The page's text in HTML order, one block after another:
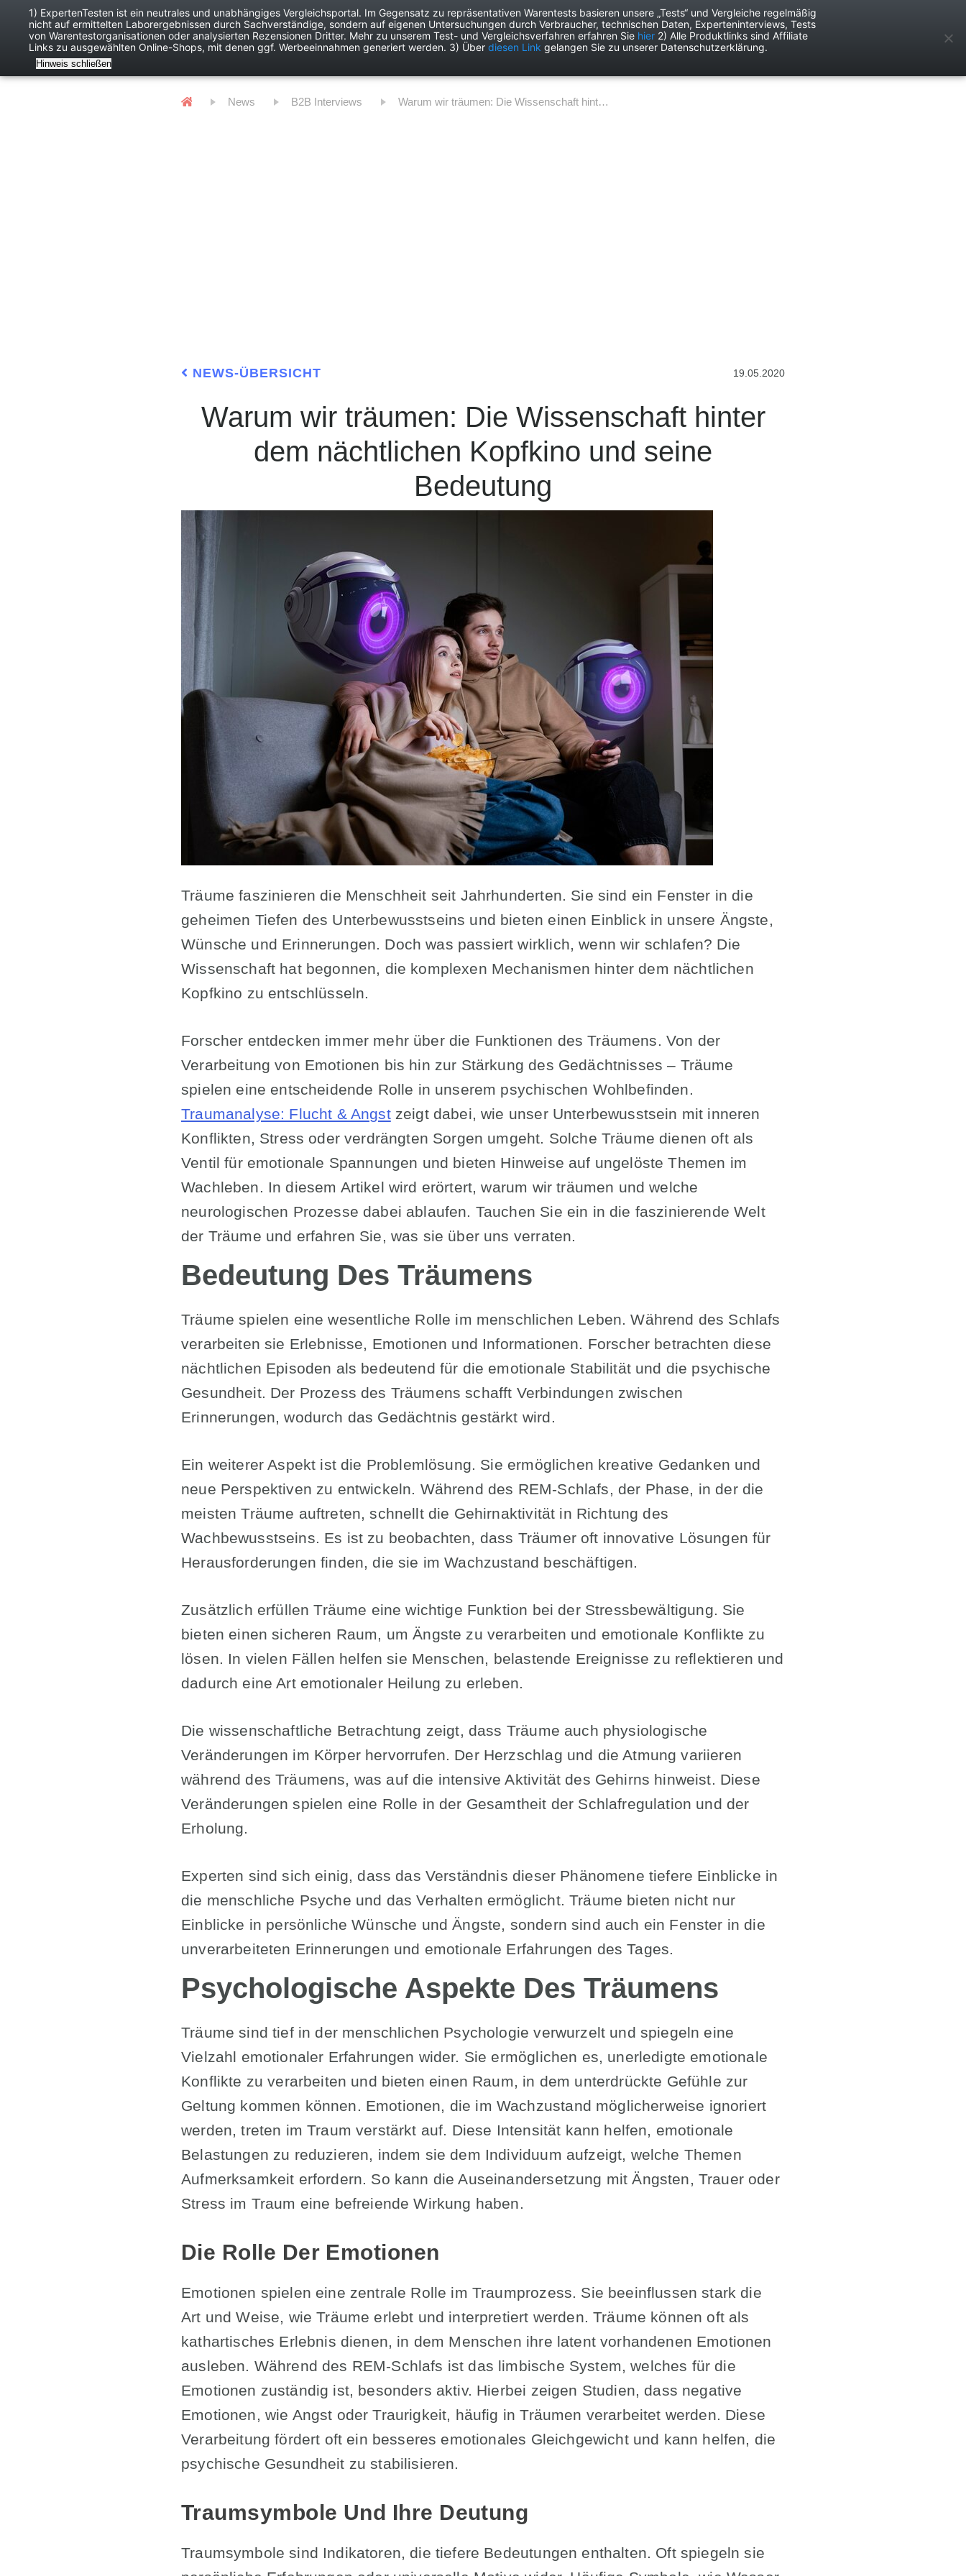
Baby Digitales Drogerie Elektronik Freizeit Garten Haushalt Heimwerken Services
1) ExpertenTesten ist ein neutrales und unabhängiges Vergleichsportal. Im Gegensatz zu repräsentativen Warentests basieren unsere „Tests“ und Vergleiche regelmäßig
nicht auf ermittelten Laborergebnissen durch Sachverständige, sondern auf eigenen Untersuchungen durch Verbraucher, technischen Daten, Experteninterviews, Tests
von Warentestorganisationen oder analysierten Rezensionen Dritter. Mehr zu unserem Test- und Vergleichsverfahren erfahren Sie hier 2) Alle Produktlinks sind Affiliate
Links zu ausgewählten Online-Shops, mit denen ggf. Werbeeinnahmen generiert werden. 3) Überdiesen Link gelangen Sie zu unserer Datenschutzerklärung.
Hinweis schließen
News B2B Interviews Warum wir träumen: Die Wissenschaft hinter dem nächtlichen Kopfkino und seine Bedeutung
NEWS-ÜBERSICHT 19.05.2020
Warum wir träumen: Die Wissenschaft hinter
dem nächtlichen Kopfkino und seine
Bedeutung
Träume faszinieren die Menschheit seit Jahrhunderten. Sie sind ein Fenster in die
geheimen Tiefen des Unterbewusstseins und bieten einen Einblick in unsere Ängste,
Wünsche und Erinnerungen. Doch was passiert wirklich, wenn wir schlafen? Die
Wissenschaft hat begonnen, die komplexen Mechanismen hinter dem nächtlichen
Kopfkino zu entschlüsseln.
Forscher entdecken immer mehr über die Funktionen des Träumens. Von der
Verarbeitung von Emotionen bis hin zur Stärkung des Gedächtnisses – Träume
spielen eine entscheidende Rolle in unserem psychischen Wohlbefinden.
Traumanalyse: Flucht & Angstzeigt dabei, wie unser Unterbewusstsein mit inneren
Konflikten, Stress oder verdrängten Sorgen umgeht. Solche Träume dienen oft als
Ventil für emotionale Spannungen und bieten Hinweise auf ungelöste Themen im
Wachleben. In diesem Artikel wird erörtert, warum wir träumen und welche
neurologischen Prozesse dabei ablaufen. Tauchen Sie ein in die faszinierende Welt
der Träume und erfahren Sie, was sie über uns verraten.
Bedeutung Des Träumens
Träume spielen eine wesentliche Rolle im menschlichen Leben. Während des Schlafs
verarbeiten sie Erlebnisse, Emotionen und Informationen. Forscher betrachten diese
nächtlichen Episoden als bedeutend für die emotionale Stabilität und die psychische
Gesundheit. Der Prozess des Träumens schafft Verbindungen zwischen
Erinnerungen, wodurch das Gedächtnis gestärkt wird.
Ein weiterer Aspekt ist die Problemlösung. Sie ermöglichen kreative Gedanken und
neue Perspektiven zu entwickeln. Während des REM-Schlafs, der Phase, in der die
meisten Träume auftreten, schnellt die Gehirnaktivität in Richtung des
Wachbewusstseins. Es ist zu beobachten, dass Träumer oft innovative Lösungen für
Herausforderungen finden, die sie im Wachzustand beschäftigen.
Zusätzlich erfüllen Träume eine wichtige Funktion bei der Stressbewältigung. Sie
bieten einen sicheren Raum, um Ängste zu verarbeiten und emotionale Konflikte zu
lösen. In vielen Fällen helfen sie Menschen, belastende Ereignisse zu reflektieren und
dadurch eine Art emotionaler Heilung zu erleben.
Die wissenschaftliche Betrachtung zeigt, dass Träume auch physiologische
Veränderungen im Körper hervorrufen. Der Herzschlag und die Atmung variieren
während des Träumens, was auf die intensive Aktivität des Gehirns hinweist. Diese
Veränderungen spielen eine Rolle in der Gesamtheit der Schlafregulation und der
Erholung.
Experten sind sich einig, dass das Verständnis dieser Phänomene tiefere Einblicke in
die menschliche Psyche und das Verhalten ermöglicht. Träume bieten nicht nur
Einblicke in persönliche Wünsche und Ängste, sondern sind auch ein Fenster in die
unverarbeiteten Erinnerungen und emotionale Erfahrungen des Tages.
Psychologische Aspekte Des Träumens
Träume sind tief in der menschlichen Psychologie verwurzelt und spiegeln eine
Vielzahl emotionaler Erfahrungen wider. Sie ermöglichen es, unerledigte emotionale
Konflikte zu verarbeiten und bieten einen Raum, in dem unterdrückte Gefühle zur
Geltung kommen können. Emotionen, die im Wachzustand möglicherweise ignoriert
werden, treten im Traum verstärkt auf. Diese Intensität kann helfen, emotionale
Belastungen zu reduzieren, indem sie dem Individuum aufzeigt, welche Themen
Aufmerksamkeit erfordern. So kann die Auseinandersetzung mit Ängsten, Trauer oder
Stress im Traum eine befreiende Wirkung haben.
Die Rolle Der Emotionen
Emotionen spielen eine zentrale Rolle im Traumprozess. Sie beeinflussen stark die
Art und Weise, wie Träume erlebt und interpretiert werden. Träume können oft als
kathartisches Erlebnis dienen, in dem Menschen ihre latent vorhandenen Emotionen
ausleben. Während des REM-Schlafs ist das limbische System, welches für die
Emotionen zuständig ist, besonders aktiv. Hierbei zeigen Studien, dass negative
Emotionen, wie Angst oder Traurigkeit, häufig in Träumen verarbeitet werden. Diese
Verarbeitung fördert oft ein besseres emotionales Gleichgewicht und kann helfen, die
psychische Gesundheit zu stabilisieren.
Traumsymbole Und Ihre Deutung
Traumsymbole sind Indikatoren, die tiefere Bedeutungen enthalten. Oft spiegeln sie